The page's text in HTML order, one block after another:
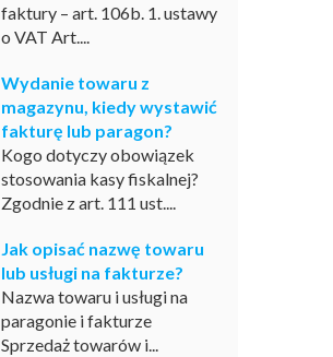
faktury – art. 106b. 1. ustawy
o VAT Art....
Wydanie towaru z
magazynu, kiedy wystawić
fakturę lub paragon?
Kogo dotyczy obowiązek
stosowania kasy fiskalnej?
Zgodnie z art. 111 ust....
Jak opisać nazwę towaru
lub usługi na fakturze?
Nazwa towaru i usługi na
paragonie i fakturze
Sprzedaż towarów i...